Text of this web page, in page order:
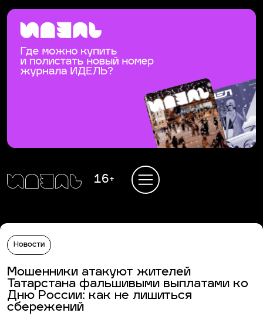
16+
Новости
Мошенники атакуют жителей
Татарстана фальшивыми выплатами ко
Дню России: как не лишиться
сбережений